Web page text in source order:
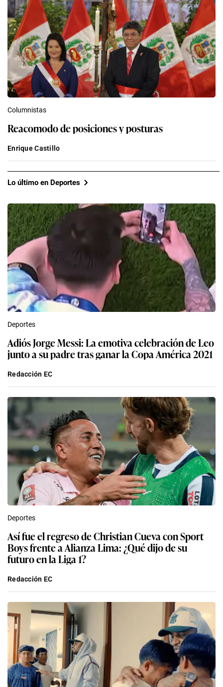
Columnistas
Reacomodo de posiciones y posturas
Enrique Castillo
Lo último en Deportes
Deportes
Adiós Jorge Messi: La emotiva celebración de Leo
junto a su padre tras ganar la Copa América 2021
Redacción EC
Deportes
Así fue el regreso de Christian Cueva con Sport
Boys frente a Alianza Lima: ¿Qué dijo de su
futuro en la Liga 1?
Redacción EC